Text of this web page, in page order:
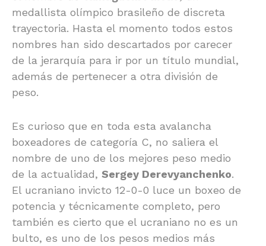
medallista olímpico brasileño de discreta
trayectoria. Hasta el momento todos estos
nombres han sido descartados por carecer
de la jerarquía para ir por un título mundial,
además de pertenecer a otra división de
peso.
Es curioso que en toda esta avalancha
boxeadores de categoría C, no saliera el
nombre de uno de los mejores peso medio
de la actualidad, Sergey Derevyanchenko.
El ucraniano invicto 12-0-0 luce un boxeo de
potencia y técnicamente completo, pero
también es cierto que el ucraniano no es un
bulto, es uno de los pesos medios más